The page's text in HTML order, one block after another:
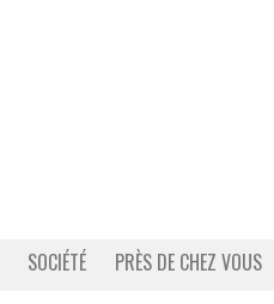
SOCIÉTÉ PRÈS DE CHEZ VOUS